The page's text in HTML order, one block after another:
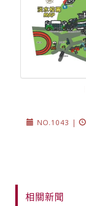
NO.1043 |
相關新聞